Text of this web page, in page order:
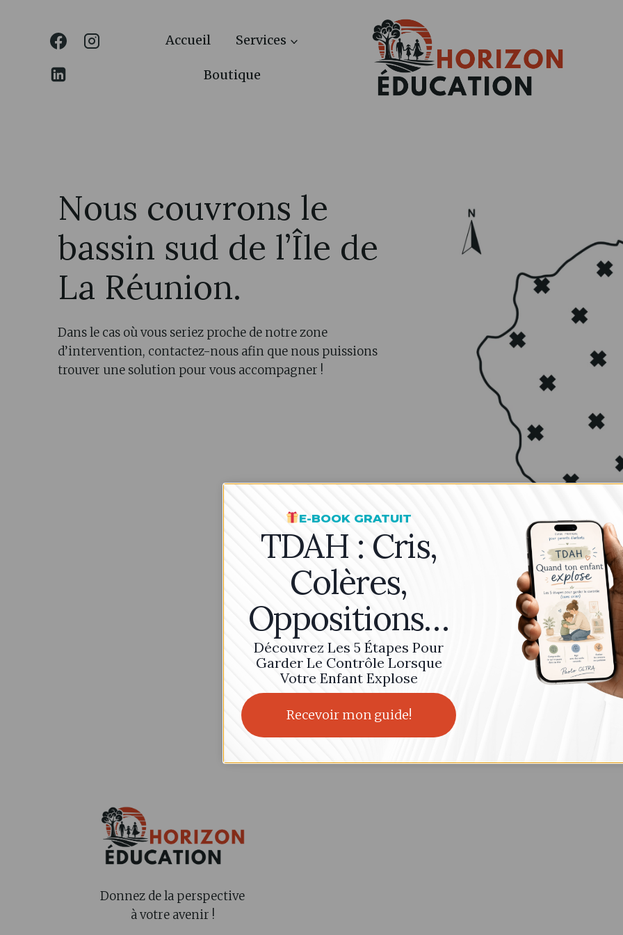
Gérer les cookies
Pour offrir les meilleures expériences, nous utilisons des technologies telles que les
cookies pour stocker et/ou accéder aux informations des appareils. Le fait de
consentir à ces technologies nous permettra de traiter des données telles que le
comportement de navigation ou les ID uniques sur ce site. Le fait de ne pas
ou de retirer son consentement peut avoir un effet négatif sur certaines
caractéristiques et fonctions.
Accepter Voir les
Politique de cookiesPolitique de confidentialité
Accueil Services
Boutique
Nous couvrons le
bassin sud de l’Île de
La Réunion.
Dans le cas où vous seriez proche de notre zone
d’intervention, contactez-nous afin que nous puissions
trouver une solution pour vous accompagner !
Donnez de la perspective
à votre avenir !
E-BOOK GRATUIT
TDAH : Cris,
Colères,
Oppositions…
Découvrez Les 5 Étapes Pour
Garder Le Contrôle Lorsque
Votre Enfant Explose
Recevoir mon guide!